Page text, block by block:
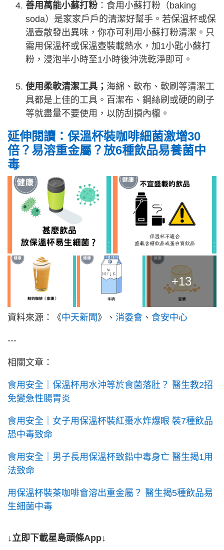
善用萬能小蘇打粉 ：食用小蘇打粉（baking
soda）是家家戶戶的清潔好幫手。若保溫杯或保
溫壺散發出異味，你亦可利用小蘇打粉清潔。只
需用保溫杯或保溫壺裝載熱水，加1小匙小蘇打
粉，浸泡半小時至1小時後沖洗乾淨即可。
使用柔軟清潔工具； 海綿、軟布、軟刷等清潔工
具都是上佳的工具。百潔布、鋼絲刷或硬的刷子
等就盡量不要使用，以防刮損內櫳。
延伸閱讀：保溫杯裝咖啡細菌激增30
倍？易溶重金屬？放6種飲品易養菌中
毒
+13
資料來源：《中天新聞》、 消委會 、 食安中心
---
相關文章：
食用安全｜保溫杯用水沖等於食菌落肚？ 醫生教2招
免變急性腸胃炎
食用安全｜女子用保溫杯裝紅棗水炸爆眼 裝7種飲品
恐中毒致命
食用安全｜男子長用保溫杯致鉛中毒身亡 醫生揭1用
法致命
用保溫杯裝茶咖啡會溶出重金屬？ 醫生揭5種飲品易
生細菌中毒
↓立即下載星島頭條App↓